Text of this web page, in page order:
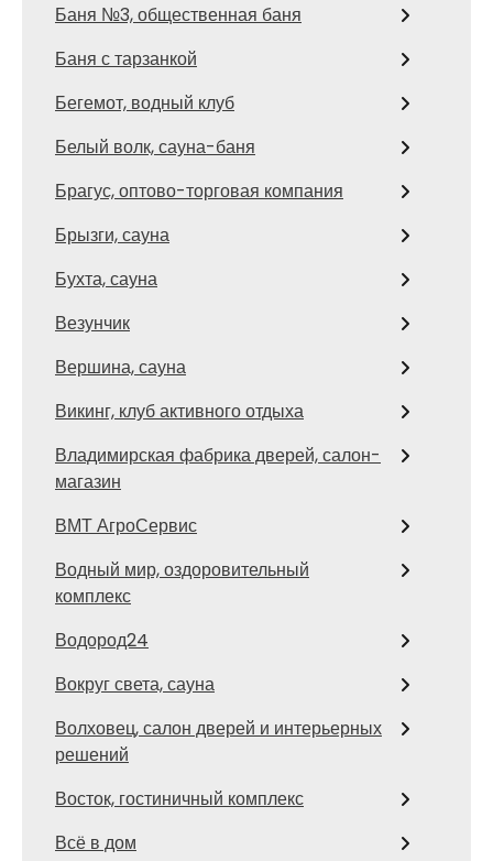
Баня №3, общественная баня
Баня с тарзанкой
Бегемот, водный клуб
Белый волк, сауна-баня
Брагус, оптово-торговая компания
Брызги, сауна
Бухта, сауна
Везунчик
Вершина, сауна
Викинг, клуб активного отдыха
Владимирская фабрика дверей, салон-
магазин
ВМТ АгроСервис
Водный мир, оздоровительный
комплекс
Водород24
Вокруг света, сауна
Волховец, салон дверей и интерьерных
решений
Восток, гостиничный комплекс
Всё в дом